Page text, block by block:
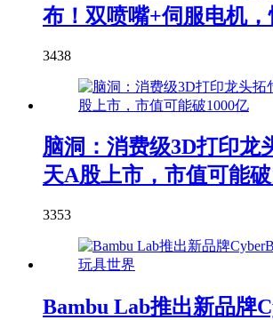
布！双喷嘴+伺服电机
3438
脑洞：消费级3D打印龙
天A股上市，市值可能破
3353
Bambu Lab推出新品牌